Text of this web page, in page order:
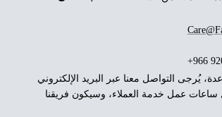
يُرجى التواصل معنا عبر البريد الإلكتروني
ساعات عمل خدمة العملاء، وسيكون فريقنا